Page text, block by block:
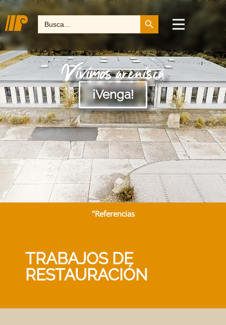
Buscar: Botón de búsqueda
Vivimos arenisca
¡Venga!
"Referencias
TRABAJOS DE
RESTAURACIÓN